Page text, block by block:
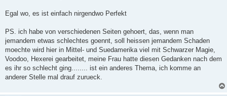
Egal wo, es ist einfach nirgendwo Perfekt
PS. ich habe von verschiedenen Seiten gehoert, das, wenn man
jemandem etwas schlechtes goennt, soll heissen jemandem Schaden
moechte wird hier in Mittel- und Suedamerika viel mit Schwarzer Magie,
Voodoo, Hexerei gearbeitet, meine Frau hatte diesen Gedanken nach dem
es ihr so schlecht ging........ ist ein anderes Thema, ich komme an
anderer Stelle mal drauf zurueck.